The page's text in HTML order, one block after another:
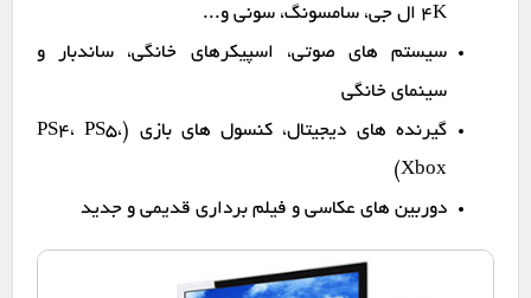
4K ال جی، سامسونگ، سونی و...
سیستم های صوتی، اسپیکرهای خانگی، ساندبار و
سینمای خانگی
گیرنده های دیجیتال، کنسول های بازی (PS4، PS5،
Xbox)
دوربین های عکاسی و فیلم برداری قدیمی و جدید